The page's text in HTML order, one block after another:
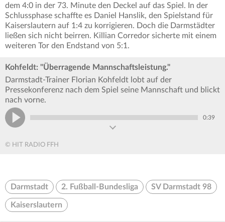
dem 4:0 in der 73. Minute den Deckel auf das Spiel. In der
Schlussphase schaffte es Daniel Hanslik, den Spielstand für
Kaiserslautern auf 1:4 zu korrigieren. Doch die Darmstädter
ließen sich nicht beirren. Killian Corredor sicherte mit einem
weiteren Tor den Endstand von 5:1.
Kohfeldt: "Überragende Mannschaftsleistung."
Darmstadt-Trainer Florian Kohfeldt lobt auf der
Pressekonferenz nach dem Spiel seine Mannschaft und blickt
nach vorne.
0:39
© HIT RADIO FFH
Darmstadt 2. Fußball-Bundesliga SV Darmstadt 98
Kaiserslautern